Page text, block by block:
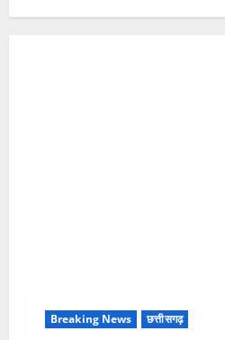
Breaking News छत्तीसगढ़